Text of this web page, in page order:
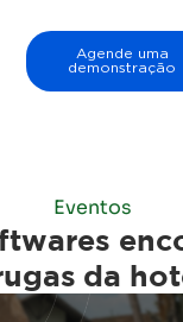
Agende uma
demonstração
Eventos
da